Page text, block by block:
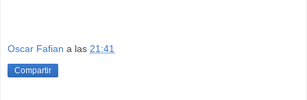
Oscar Fafian a las 21:41
Compartir